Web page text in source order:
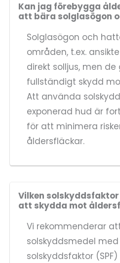
Kan jag förebygga
att bära solglasögon
Solglasögon och
områden, t.ex.
direkt solljus, men de
fullständigt skydd
Att använda
exponerad hud är
för att minimera
åldersfläckar.
Vilken
att skydda mot
Vi rekommenderar
solskyddsmedel
solskyddsfaktor